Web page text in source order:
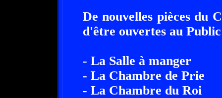
De nouvelles pièces du
d'être ouvertes au
- La Salle à manger
- La Chambre de Prie
- La Chambre du Roi